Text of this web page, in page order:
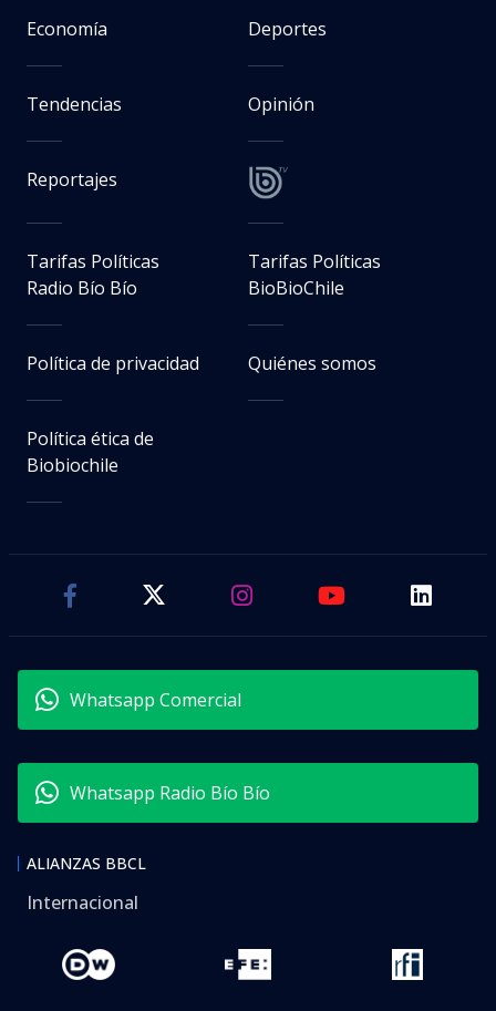
Economía Deportes
Tendencias Opinión
Reportajes
Tarifas Políticas
Radio Bío Bío
Tarifas Políticas
BioBioChile
Política de privacidad Quiénes somos
Política ética de
Biobiochile
Whatsapp Comercial
Whatsapp Radio Bío Bío
ALIANZAS BBCL
Internacional